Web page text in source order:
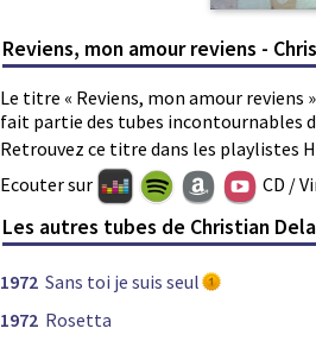
Reviens, mon amour reviens -
Le titre « Reviens, mon amour
fait partie des tubes incontournables
Retrouvez ce titre dans les playlistes
Ecouter sur CD /
Les autres tubes de Christian
1972 Sans toi je suis seul
1972 Rosetta